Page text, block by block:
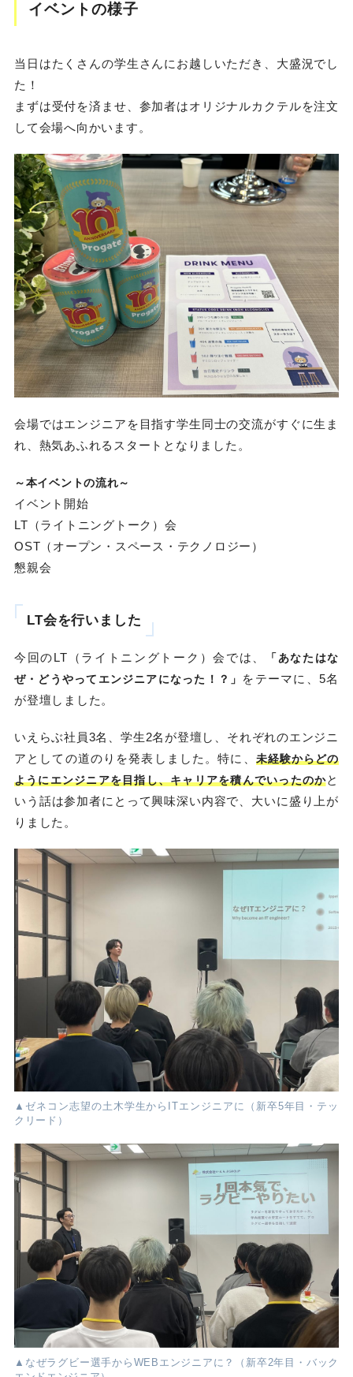
イベントの様子
当日はたくさんの学生さんにお越しいただき、大盛況でし
た！
まずは受付を済ませ、参加者はオリジナルカクテルを注文
して会場へ向かいます。
会場ではエンジニアを目指す学生同士の交流がすぐに生ま
れ、熱気あふれるスタートとなりました。
～本イベントの流れ～
イベント開始
LT（ライトニングトーク）会
OST（オープン・スペース・テクノロジー）
懇親会
LT会を行いました
今回のLT（ライトニングトーク）会では、
「あなたはな
ぜ・どうやってエンジニアになった！？」
をテーマに、5名
が登壇しました。
いえらぶ社員3名、学生2名が登壇し、それぞれのエンジニ
アとしての道のりを発表しました。特に、 未経験からどの
ようにエンジニアを目指し、キャリアを積んでいったのかと
いう話は参加者にとって興味深い内容で、大いに盛り上が
りました。
▲ゼネコン志望の土木学生からITエンジニアに（新卒5年目・テッ
クリード）
▲なぜラグビー選手からWEBエンジニアに？（新卒2年目・バック